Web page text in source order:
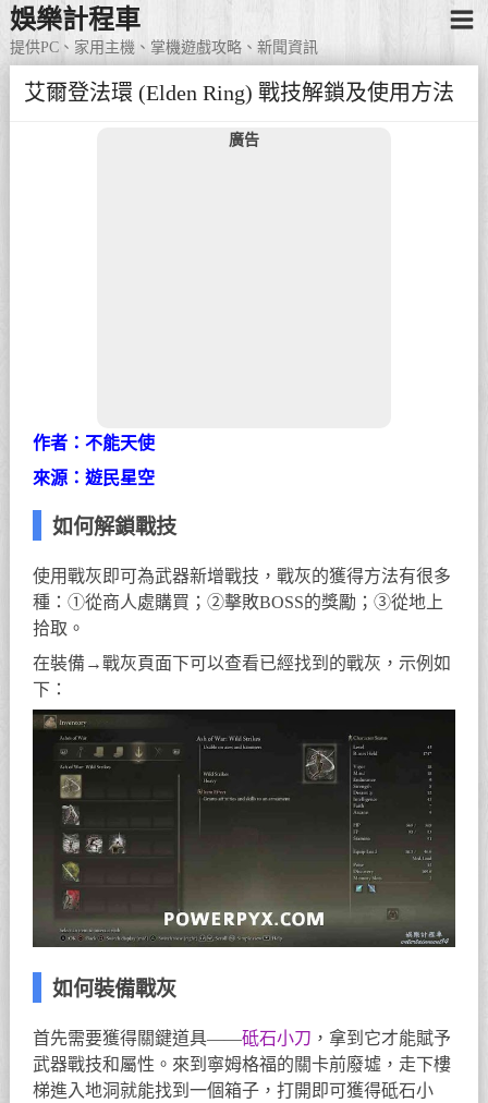
娛樂計程車
提供PC、家用主機、掌機遊戲攻略、新聞資訊
艾爾登法環 (Elden Ring) 戰技解鎖及使用方法
廣告
作者：不能天使
來源：遊民星空
如何解鎖戰技
使用戰灰即可為武器新增戰技，戰灰的獲得方法有很多
種：①從商人處購買；②擊敗BOSS的獎勵；③從地上
拾取。
在裝備→戰灰頁面下可以查看已經找到的戰灰，示例如
下：
如何裝備戰灰
首先需要獲得關鍵道具——砥石小刀 ，拿到它才能賦予
武器戰技和屬性。來到寧姆格福的關卡前廢墟，走下樓
梯進入地洞就能找到一個箱子，打開即可獲得砥石小